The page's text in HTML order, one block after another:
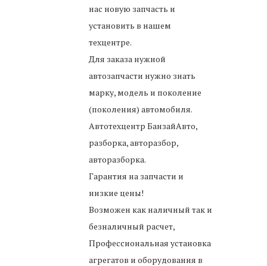
нас новую запчасть и
установить в нашем
техцентре.
Для заказа нужной
автозапчасти нужно знать
марку, модель и поколение
(поколения) автомобиля.
Автотехцентр БанзайАвто,
разборка, авторазбор,
авторазборка.
Гарантия на запчасти и
низкие цены!
Возможен как наличный так и
безналичный расчет,
Профессиональная установка
агрегатов и оборудования в